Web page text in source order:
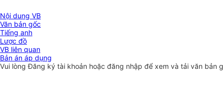
Nội dung VB
Văn bản gốc
Tiếng anh
Lược đồ
VB liên quan
Bản án áp dụng
Vui lòngĐăng ký tài khoản hoặc đăng nhập để xem và tải văn bản